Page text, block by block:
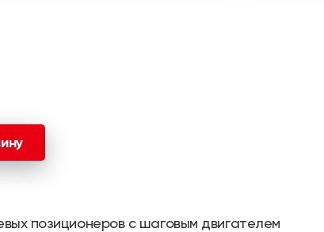
позиционеров с шаговым двигателем